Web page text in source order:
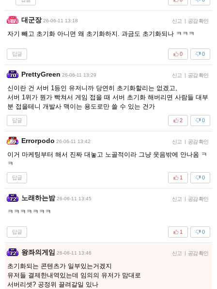
대군장 26-06-11 13:18 신고 | 공감 확인
자기 빼고 초기화 아니면 왜 초기화하지. 과금도 초기화되나 ㅋㅋㅋ
답글 0
0
PrettyGreen 26-06-11 13:29 신고 | 공감 확인
신이란 건 서버 1등인 유저니까 당연히 초기화할리는 없겠고,
서버 1위가 뭔가 빡쳐서 게임 접을 때 서버 초기화 해버리면 사람들 대부
분 접을테니 개발사 맥이는 용도로만 쓸 수 있는 건가
답글 0
2
Errorpodo 26-06-11 13:42 신고 | 공감 확인
이거 마케팅부터 해서 진짜 대놓고 노골적이라 그냥 웃음밖에 안나옴 ㅋ
ㅋ
답글 0
1
노래하는밤 26-06-11 13:45 신고 | 공감 확인
ㅋㅋㅋㅋㅋㅋㅋ
답글 0
1
왕좌의게임 26-06-11 13:46 신고 | 공감 확인
초기화되는 콘텐츠가 일부있는거겠지
유저들 결제한내역있는데 임의의 유저가 맘대로
서버리셋? 공정위 끌려갈일 있나